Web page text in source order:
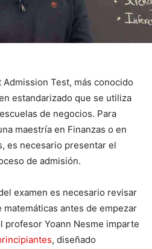
Admission Test, más conocido
estandarizado que se utiliza
de negocios. Para
maestría en Finanzas o en
es necesario presentar el
de admisión.
examen es necesario revisar
antes de empezar
profesor Yoann Nesme imparte
, diseñado